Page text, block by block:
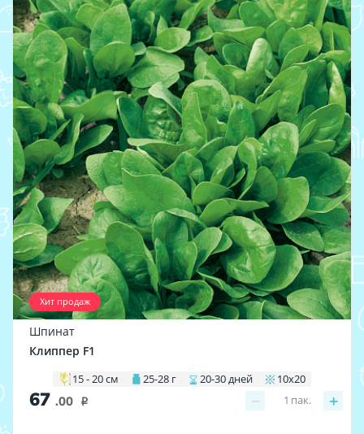
Хит продаж
Шпинат
Клиппер F1
15 - 20 см 25-28 г 20-30 дней 10х20
67 .00 i − +
1 пак.